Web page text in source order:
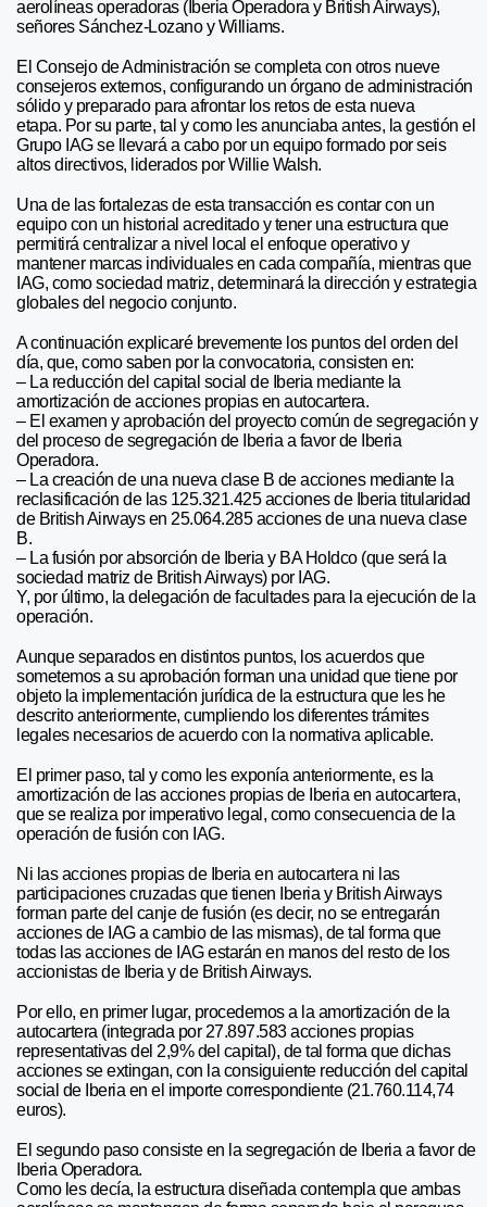
aerolíneas operadoras (Iberia Operadora y British Airways),
señores Sánchez-Lozano y Williams.
El Consejo de Administración se completa con otros nueve
consejeros externos, configurando un órgano de administración
sólido y preparado para afrontar los retos de esta nueva
etapa. Por su parte, tal y como les anunciaba antes, la gestión el
Grupo IAG se llevará a cabo por un equipo formado por seis
altos directivos, liderados por Willie Walsh.
Una de las fortalezas de esta transacción es contar con un
equipo con un historial acreditado y tener una estructura que
permitirá centralizar a nivel local el enfoque operativo y
mantener marcas individuales en cada compañía, mientras que
IAG, como sociedad matriz, determinará la dirección y estrategia
globales del negocio conjunto.
A continuación explicaré brevemente los puntos del orden del
día, que, como saben por la convocatoria, consisten en:
– La reducción del capital social de Iberia mediante la
amortización de acciones propias en autocartera.
– El examen y aprobación del proyecto común de segregación y
del proceso de segregación de Iberia a favor de Iberia
Operadora.
– La creación de una nueva clase B de acciones mediante la
reclasificación de las 125.321.425 acciones de Iberia titularidad
de British Airways en 25.064.285 acciones de una nueva clase
B.
– La fusión por absorción de Iberia y BA Holdco (que será la
sociedad matriz de British Airways) por IAG.
Y, por último, la delegación de facultades para la ejecución de la
operación.
Aunque separados en distintos puntos, los acuerdos que
sometemos a su aprobación forman una unidad que tiene por
objeto la implementación jurídica de la estructura que les he
descrito anteriormente, cumpliendo los diferentes trámites
legales necesarios de acuerdo con la normativa aplicable.
El primer paso, tal y como les exponía anteriormente, es la
amortización de las acciones propias de Iberia en autocartera,
que se realiza por imperativo legal, como consecuencia de la
operación de fusión con IAG.
Ni las acciones propias de Iberia en autocartera ni las
participaciones cruzadas que tienen Iberia y British Airways
forman parte del canje de fusión (es decir, no se entregarán
acciones de IAG a cambio de las mismas), de tal forma que
todas las acciones de IAG estarán en manos del resto de los
accionistas de Iberia y de British Airways.
Por ello, en primer lugar, procedemos a la amortización de la
autocartera (integrada por 27.897.583 acciones propias
representativas del 2,9% del capital), de tal forma que dichas
acciones se extingan, con la consiguiente reducción del capital
social de Iberia en el importe correspondiente (21.760.114,74
euros).
El segundo paso consiste en la segregación de Iberia a favor de
Iberia Operadora.
Como les decía, la estructura diseñada contempla que ambas